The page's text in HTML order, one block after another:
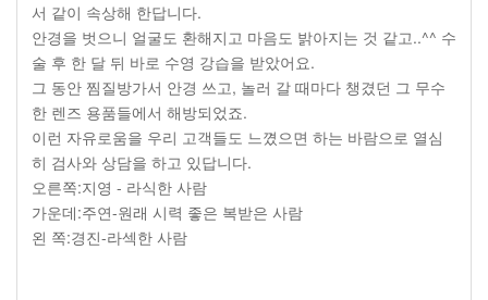
서 같이 속상해 한답니다.
안경을 벗으니 얼굴도 환해지고 마음도 밝아지는 것 같고..^^ 수
술 후 한 달 뒤 바로 수영 강습을 받았어요.
그 동안 찜질방가서 안경 쓰고, 놀러 갈 때마다 챙겼던 그 무수
한 렌즈 용품들에서 해방되었죠.
이런 자유로움을 우리 고객들도 느꼈으면 하는 바람으로 열심
히 검사와 상담을 하고 있답니다.
오른쪽:지영 - 라식한 사람
가운데:주연-원래 시력 좋은 복받은 사람
왼 쪽:경진-라섹한 사람